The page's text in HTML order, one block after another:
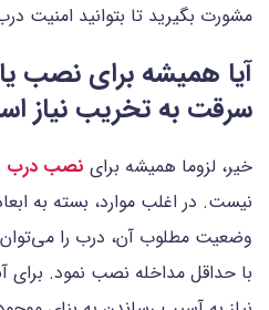
مشورت بگیرید تا بتوانید امنیت
آیا همیشه برای نصب
سرقت به تخریب نیاز
خیر، لزوما همیشه برای نصب درب
نیست. در اغلب موارد، بسته به
وضعیت مطلوب آن، درب را
با حداقل مداخله نصب نمود.